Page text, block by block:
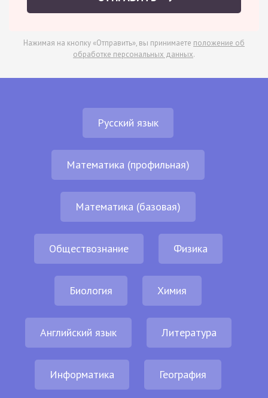
Нажимая на кнопку «Отправить», вы принимаете положение об
обработке персональных данных.
Русский язык
Математика (профильная)
Математика (базовая)
Обществознание Физика
Биология Химия
Английский язык Литература
Информатика География